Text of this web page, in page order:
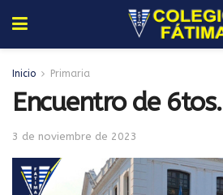
Inicio Primaria
Encuentro de 6tos.
3 de noviembre de 2023